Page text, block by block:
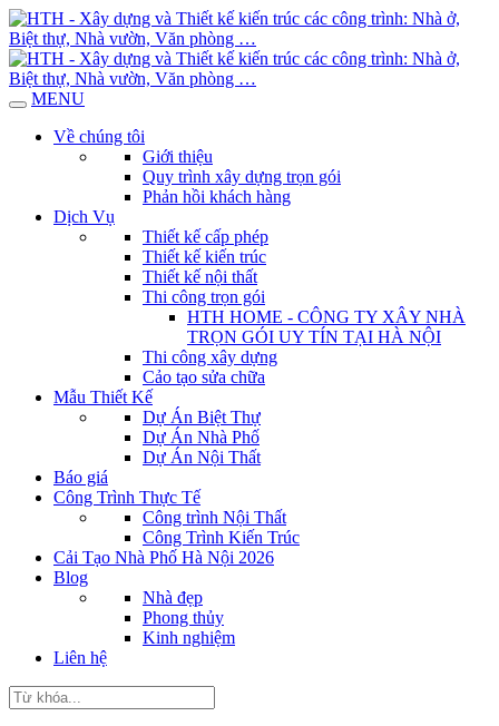
MENU
Về chúng tôi
Giới thiệu
Quy trình xây dựng trọn gói
Phản hồi khách hàng
Dịch Vụ
Thiết kế cấp phép
Thiết kế kiến trúc
Thiết kế nội thất
Thi công trọn gói
HTH HOME - CÔNG TY XÂY NHÀ
TRỌN GÓI UY TÍN TẠI HÀ NỘI
Thi công xây dựng
Cảo tạo sửa chữa
Mẫu Thiết Kế
Dự Án Biệt Thự
Dự Án Nhà Phố
Dự Án Nội Thất
Báo giá
Công Trình Thực Tế
Công trình Nội Thất
Công Trình Kiến Trúc
Cải Tạo Nhà Phố Hà Nội 2026
Blog
Nhà đẹp
Phong thủy
Kinh nghiệm
Liên hệ